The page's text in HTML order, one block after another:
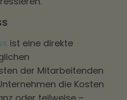
ist eine direkte
der Mitarbeitenden
die Kosten